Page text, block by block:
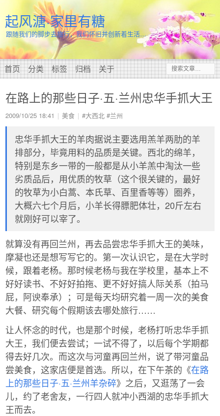
起风溏·家里有糖
跟随我们的脚步去旅行，我们怀旧并创新着生活…
首页 分类 标签 归档 关于
在路上的那些日子·五·兰州忠华手抓大王
2009/10/25 18:41 美食 #大西北 #兰州
忠华手抓大王的羊肉据说主要选用羔羊两肋的羊
排部分，毕竟用料的品质是关键。西北的绵羊，
特别是东乡一带的一般都是从小羊羔中淘汰一些
劣质品后，用优质的牧草（这个很关键的，最好
的牧草为小白蒿、本氏草、百里香等等）圈养，
大概六七个月后，小羊长得膘肥体壮，20斤左右
就刚好可以宰了。
就算没有再回兰州，再去品尝忠华手抓大王的美味，
摩凝也还是想写写它的。第一次认识它，是在大学时
候，跟着老杨。那时候老杨与我在学校里，基本上不
好好读书、不好好拍拖、更不好好搞人际关系（拍马
屁，阿谀奉承）；可是每天均研究着一周一次的美食
大餐、研究每个假期该去哪处旅行……
让人怀念的时代，也是那个时候，老杨打听忠华手抓
大王，我们便去尝试；一试不得了，以后每个学期都
得去好几次。而这次与河童再回兰州，说了带河童品
尝美食，这家店便是首选。所以，在下午茶的《在路
上的那些日子·五·兰州羊杂碎》之后，又逛荡了一会
儿，约了老舍友，一行四人就冲小西湖的忠华手抓大
王而去。